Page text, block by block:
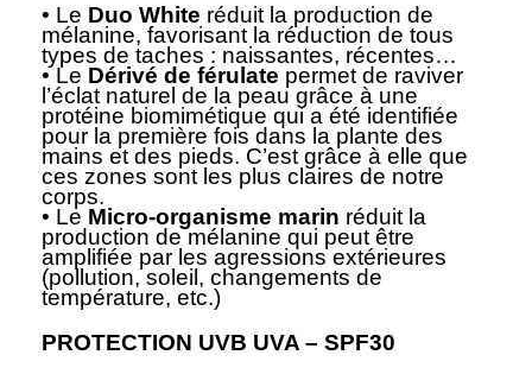
• Le Duo White réduit la production de
mélanine, favorisant la réduction de tous
types de taches : naissantes, récentes…
• Le Dérivé de férulate permet de raviver
l’éclat naturel de la peau grâce à une
protéine biomimétique qui a été identifiée
pour la première fois dans la plante des
mains et des pieds. C’est grâce à elle que
ces zones sont les plus claires de notre
corps.
• Le Micro-organisme marin réduit la
production de mélanine qui peut être
amplifiée par les agressions extérieures
(pollution, soleil, changements de
température, etc.)
PROTECTION UVB UVA – SPF30